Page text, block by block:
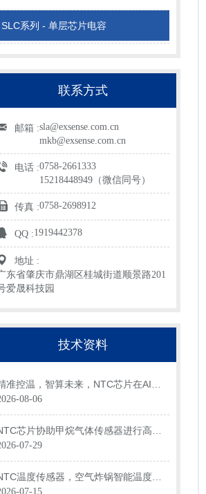
SLC系列 - 单层芯片电容
联系方式
邮箱 :sla@exsense.com.cn
mkb@exsense.com.cn
电话 :0758-2661333
15218448949（微信同号）
传真 :0758-2698912
QQ :1919442378
地址 :
东省肇庆市鼎湖区桂城街道顺景路201
爱晟科技园
技术资料
准控温，智算未来，NTC芯片在AI数
中心光模块中的关键应用
08-06
芯片协助甲烷气体传感器进行高效
度监测
07-29
温度传感器，空气炸锅智能温度监
07-15